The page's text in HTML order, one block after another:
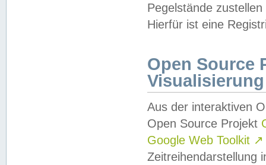
Pegelstände
Hierfür ist eine
Open Source
Visualisierung
Aus der interaktiven
Open Source Projekt
Google Web Toolkit ↗
Zeitreihendarstellung